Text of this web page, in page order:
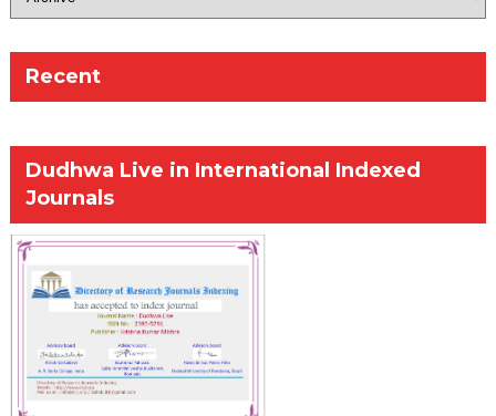
Recent
Dudhwa Live in International Indexed
Journals